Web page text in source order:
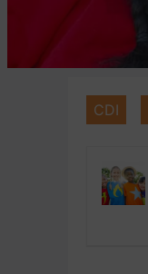
CDI